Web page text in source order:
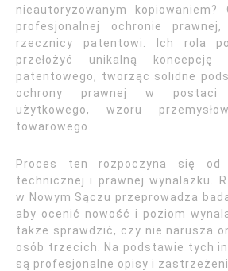
nieautoryzowanym
profesjonalnej ochronie
rzecznicy patentowi. Ich rola
przełożyć unikalną
patentowego, tworząc solidne
ochrony prawnej w postaci
użytkowego, wzoru
towarowego.
Proces ten rozpoczyna się od
technicznej i prawnej wynalazku.
w Nowym Sączu przeprowadza
aby ocenić nowość i poziom
także sprawdzić, czy nie narusza
osób trzecich. Na podstawie tych
są profesjonalne opisy i